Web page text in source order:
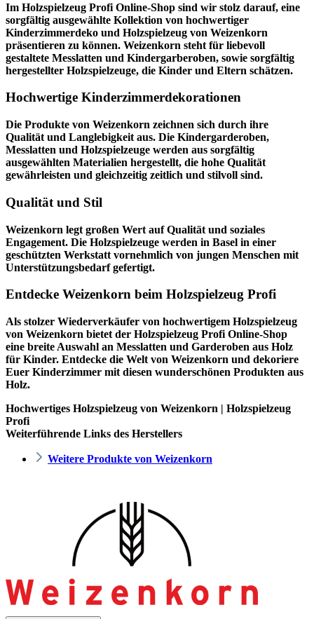
Im Holzspielzeug Profi Online-Shop sind wir stolz darauf, eine
sorgfältig ausgewählte Kollektion von hochwertiger
Kinderzimmerdeko und Holzspielzeug von Weizenkorn
präsentieren zu können. Weizenkorn steht für liebevoll
gestaltete Messlatten und Kindergarberoben, sowie sorgfältig
hergestellter Holzspielzeuge, die Kinder und Eltern schätzen.
Hochwertige Kinderzimmerdekorationen
Die Produkte von Weizenkorn zeichnen sich durch ihre
Qualität und Langlebigkeit aus. Die Kindergarderoben,
Messlatten und Holzspielzeuge werden aus sorgfältig
ausgewählten Materialien hergestellt, die hohe Qualität
gewährleisten und gleichzeitig zeitlich und stilvoll sind.
Qualität und Stil
Weizenkorn legt großen Wert auf Qualität und soziales
Engagement. Die Holzspielzeuge werden in Basel in einer
geschützten Werkstatt vornehmlich von jungen Menschen mit
Unterstützungsbedarf gefertigt.
Entdecke Weizenkorn beim Holzspielzeug Profi
Als stolzer Wiederverkäufer von hochwertigem Holzspielzeug
von Weizenkorn bietet der Holzspielzeug Profi Online-Shop
eine breite Auswahl an Messlatten und Garderoben aus Holz
für Kinder. Entdecke die Welt von Weizenkorn und dekoriere
Euer Kinderzimmer mit diesen wunderschönen Produkten aus
Holz.
Hochwertiges Holzspielzeug von Weizenkorn | Holzspielzeug
Profi
Weiterführende Links des Herstellers
Weitere Produkte von Weizenkorn